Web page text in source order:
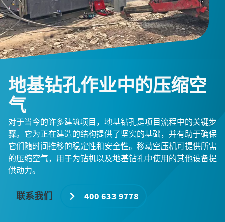
地基钻孔作业中的压缩空
气
对于当今的许多建筑项目，地基钻孔是项目流程中的关键步
骤。它为正在建造的结构提供了坚实的基础，并有助于确保
它们随时间推移的稳定性和安全性。移动空压机可提供所需
的压缩空气，用于为钻机以及地基钻孔中使用的其他设备提
供动力。
联系我们 400 633 9778